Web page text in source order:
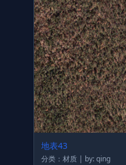
地表43
分类：材质 | by: qing